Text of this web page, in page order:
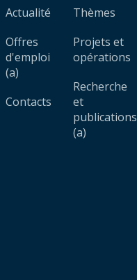
Actualité
Offres
d'emploi
(a)
Contacts
Thèmes
Projets et
opérations
Recherche
et
publications
(a)